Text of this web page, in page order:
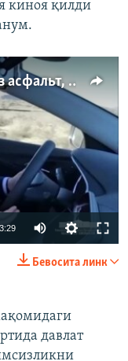
киноя қилди
Ўзбекистон йўллари: сифатсиз асфальт, кўзбўямачилик ва коррупция
эмас
Auto
720p
Бевосита линк
давлат